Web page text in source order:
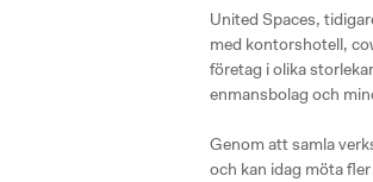
United Spaces,
med kontorshotell,
företag i olika
enmansbolag och
Genom att samla
och kan idag möta